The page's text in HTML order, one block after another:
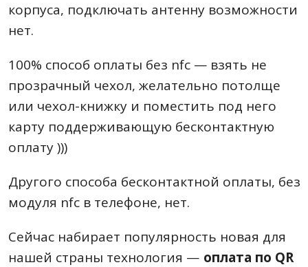
корпуса, подключать антенну возможности
нет.
100% способ оплаты без nfc — взять не
прозрачный чехол, желательно потолще
или чехол-книжку и поместить под него
карту поддерживающую бесконтактную
оплату )))
Другого способа бесконтактной оплаты, без
модуля nfc в телефоне, нет.
Сейчас набирает популярность новая для
нашей страны технология — оплата по QR